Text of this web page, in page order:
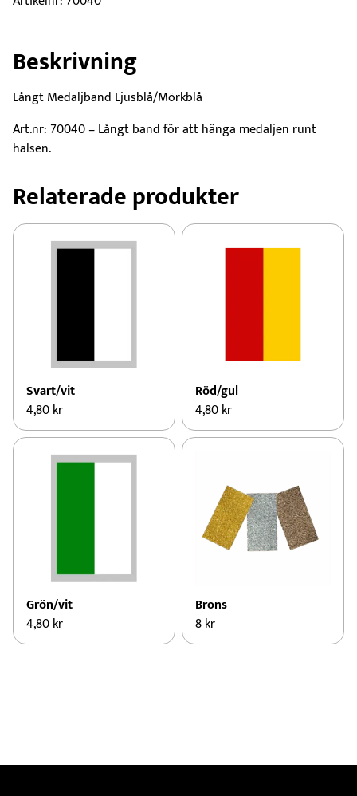
Beskrivning
Långt Medaljband Ljusblå/Mörkblå
Art.nr: 70040 – Långt band för att hänga medaljen runt
halsen.
Relaterade produkter
Svart/vit
4,80kr
Röd/gul
4,80kr
Grön/vit
4,80kr
Brons
8kr